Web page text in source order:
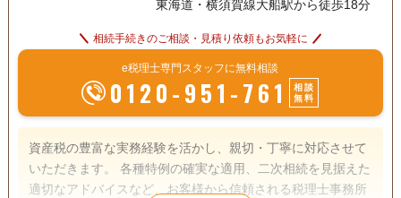
東海道・横須賀線大船駅から徒歩18分
相続手続きのご相談・見積り依頼もお気軽に
e税理士専門スタッフに無料相談
0120-951-761
相談
無料
資産税の豊富な実務経験を活かし、親切・丁寧に対応させて
いただきます。 各種特例の確実な適用、二次相続を見据えた
適切なアドバイスなど、お客様から信頼される税理士事務所